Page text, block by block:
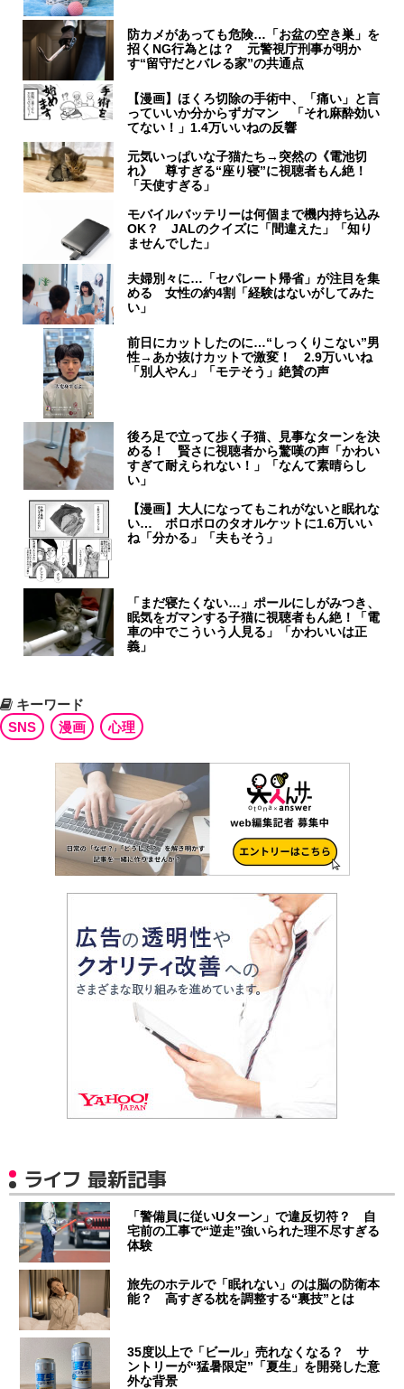
防カメがあっても危険…「お盆の空き巣」を
招くNG行為とは？ 元警視庁刑事が明か
す“留守だとバレる家”の共通点
【漫画】ほくろ切除の手術中、「痛い」と言
っていいか分からずガマン 「それ麻酔効い
てない！」1.4万いいねの反響
元気いっぱいな子猫たち→突然の《電池切
れ》 尊すぎる“座り寝”に視聴者もん絶！
「天使すぎる」
モバイルバッテリーは何個まで機内持ち込み
OK？ JALのクイズに「間違えた」「知り
ませんでした」
夫婦別々に…「セパレート帰省」が注目を集
める 女性の約4割「経験はないがしてみた
い」
前日にカットしたのに…“しっくりこない”男
性→あか抜けカットで激変！ 2.9万いいね
「別人やん」「モテそう」絶賛の声
後ろ足で立って歩く子猫、見事なターンを決
める！ 賢さに視聴者から驚嘆の声「かわい
すぎて耐えられない！」「なんて素晴らし
い」
【漫画】大人になってもこれがないと眠れな
い… ボロボロのタオルケットに1.6万いい
ね「分かる」「夫もそう」
「まだ寝たくない…」ポールにしがみつき、
眠気をガマンする子猫に視聴者もん絶！「電
車の中でこういう人見る」「かわいいは正
義」
キーワード
SNS
漫画 心理
ライフ 最新記事
「警備員に従いUターン」で違反切符？ 自
宅前の工事で“逆走”強いられた理不尽すぎる
体験
旅先のホテルで「眠れない」のは脳の防衛本
能？ 高すぎる枕を調整する“裏技”とは
35度以上で「ビール」売れなくなる？ サ
ントリーが“猛暑限定”「夏生」を開発した意
外な背景